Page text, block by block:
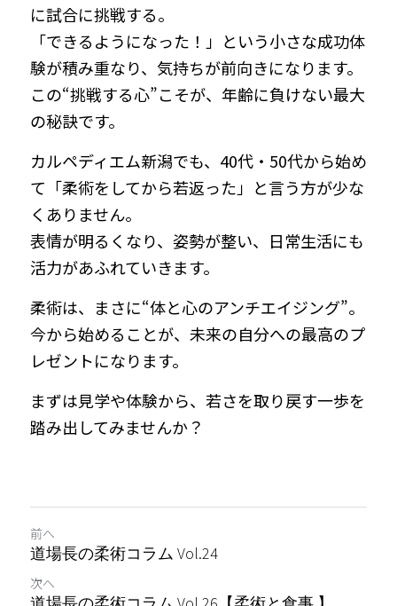
に試合に挑戦する。
「できるようになった！」という小さな成功体
験が積み重なり、気持ちが前向きになります。
この“挑戦する心”こそが、年齢に負けない最大
の秘訣です。
カルペディエム新潟でも、40代・50代から始め
て「柔術をしてから若返った」と言う方が少な
くありません。
表情が明るくなり、姿勢が整い、日常生活にも
活力があふれていきます。
柔術は、まさに“体と心のアンチエイジング”。
今から始めることが、未来の自分への最高のプ
レゼントになります。
まずは見学や体験から、若さを取り戻す一歩を
踏み出してみませんか？
前へ
道場長の柔術コラム Vol.24
次へ